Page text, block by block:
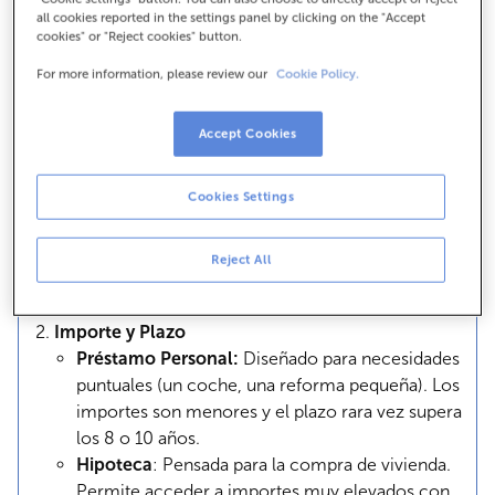
personal e ilimitada. Respondes del pago con
todos tus bienes presentes y futuros (nómina,
ahorros, vehículos, etc.). No hay un activo
: Existe una garantía real. Además
de tu responsabilidad personal, se inscribe la
vivienda en el Registro de la Propiedad como
garantía directa. Esto significa que, en caso de
preferente sobre el inmueble para recuperar el
capital.
Importe y Plazo
Préstamo Personal: Diseñado para necesidades
puntuales (un coche, una reforma pequeña). Los
importes son menores y el plazo rara vez supera
los 8 o 10 años.
Hipoteca: Pensada para la compra de vivienda.
all cookies reported in the settings panel by clicking on the "Accept
cookies" or "Reject cookies" button.
For more information, please review our Cookie Policy.
Reject All
Cookies Settings
Accept Cookies